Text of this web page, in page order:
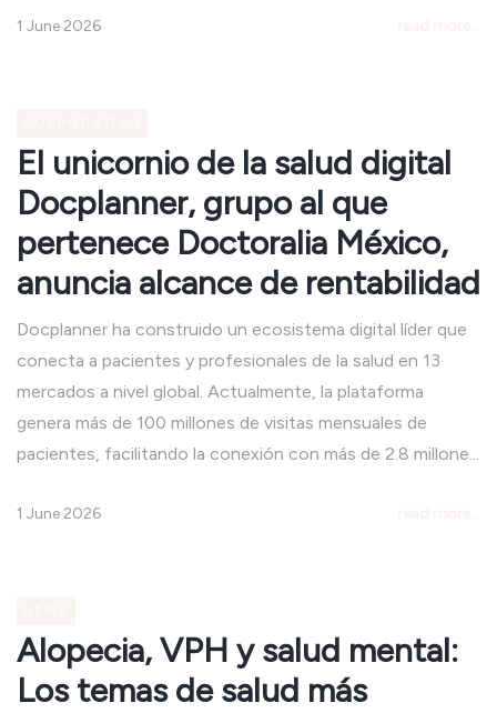
1 June 2026
El unicornio de la salud digital
Docplanner, grupo al que
pertenece Doctoralia México,
anuncia alcance de rentabilidad
Docplanner ha construido un ecosistema digital líder que
conecta a pacientes y profesionales de la salud en 13
mercados a nivel global. Actualmente, la plataforma
genera más de 100 millones de visitas mensuales de
pacientes, facilitando la conexión con más de 2.8 millone...
1 June 2026
Alopecia, VPH y salud mental:
Los temas de salud más